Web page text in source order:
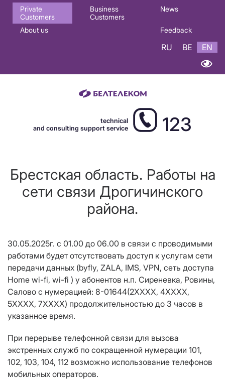
Основная
навигация
Private
Customers
Business
Customers
News
About us Feedback
RU BE EN
technical
and consulting support service
123
Брестская область. Работы на
сети связи Дрогичинского
района.
30.05.2025г. с 01.00 до 06.00 в связи с проводимыми
работами будет отсутствовать доступ к услугам сети
передачи данных (byfly, ZALA, IMS, VPN, сеть доступа
Home wi-fi, wi-fi ) у абонентов н.п. Сиреневка, Ровины,
Салово с нумерацией: 8-01644(2ХХХХ, 4ХХХХ,
5ХХХХ, 7ХХХХ) продолжительностью до 3 часов в
указанное время.
При перерыве телефонной связи для вызова
экстренных служб по сокращенной нумерации 101,
102, 103, 104, 112 возможно использование телефонов
мобильных операторов.